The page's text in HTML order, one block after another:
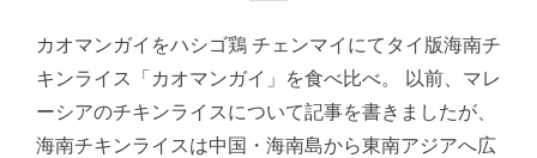
カオマンガイをハシゴ鶏 チェンマイにてタイ版海南チ
キンライス「カオマンガイ」を食べ比べ。 以前、マレ
ーシアのチキンライスについて記事を書きましたが、
海南チキンライスは中国・海南島から東南アジアへ広